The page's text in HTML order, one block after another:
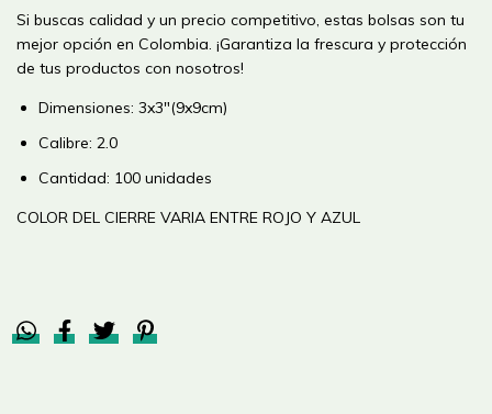
Si buscas calidad y un precio competitivo, estas bolsas son tu
mejor opción en Colombia. ¡Garantiza la frescura y protección
de tus productos con nosotros!
Dimensiones: 3x3"(9x9cm)
Calibre: 2.0
Cantidad: 100 unidades
COLOR DEL CIERRE VARIA ENTRE ROJO Y AZUL